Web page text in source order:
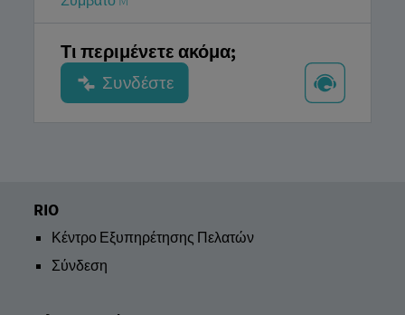
Τι περιμένετε ακόμα;
RIO
Κέντρο Εξυπηρέτησης Πελατών
Σύνδεση